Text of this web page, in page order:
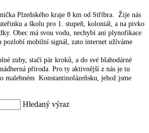
Plzeňského kraje 8 km od Stříbra. Žije nás
a školu pro 1. stupeň, koloniál, a na pivko
Obec má svou vodu, nechybí ani plynofikace
pozlobí mobilní signál, zato internet užíváme
zuby, stačí pár kroků, a do své blahodárné
příroda. Pro ty aktivnější z nás je tu
Konstantinolázeňsku, jehož jsme
Hledaný výraz